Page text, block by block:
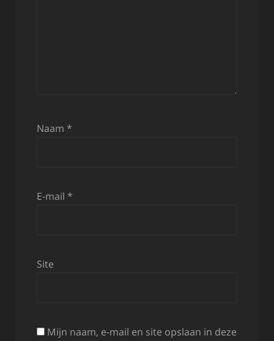
Naam *
E-mail *
Site
Mijn naam, e-mail en site opslaan in deze